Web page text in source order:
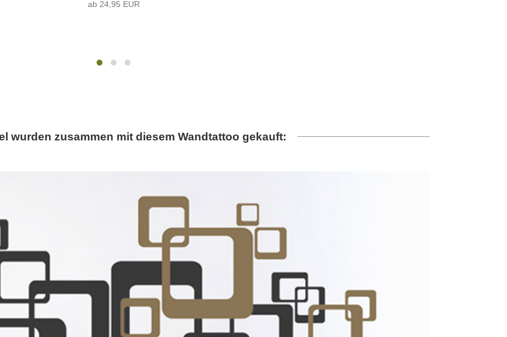
ab 24,95 EUR
wurden zusammen mit diesem Wandtattoo gekauft: